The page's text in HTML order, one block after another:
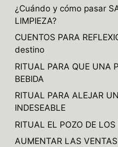
¿Cuándo y cómo pasar
LIMPIEZA?
CUENTOS PARA
destino
RITUAL PARA QUE UNA
BEBIDA
RITUAL PARA ALEJAR
INDESEABLE
RITUAL EL POZO DE LOS
AUMENTAR LAS